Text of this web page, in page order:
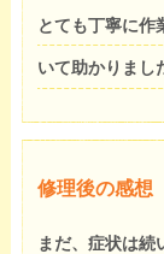
とても丁寧に作
いて助かりまし
修理後の感想
まだ、症状は続